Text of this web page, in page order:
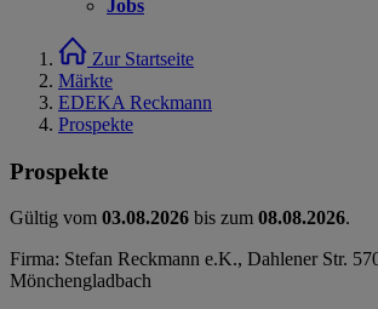
Jobs
Zur Startseite
Märkte
EDEKA Reckmann
Prospekte
Prospekte
Gültig vom 03.08.2026 bis zum 08.08.2026.
Firma: Stefan Reckmann e.K., Dahlener Str.
Mönchengladbach